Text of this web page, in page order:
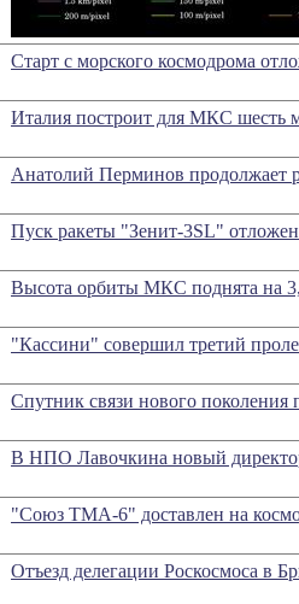
Старт с морского космодрома
Италия построит для МКС шесть
Анатолий Перминов продолжает
Пуск ракеты "Зенит-3SL"
Высота орбиты МКС поднята на
"Кассини" совершил третий
Спутник связи нового поколения
В НПО Лавочкина новый
"Союз ТМА-6" доставлен на
Отъезд делегации Роскосмоса в